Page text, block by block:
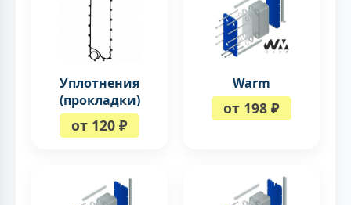
Уплотнения
(прокладки)
от 120 ₽
Warm
от 198 ₽